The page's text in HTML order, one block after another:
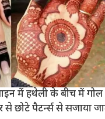
में हथेली के बीच में
छोटे पैटर्न्स से सजाया